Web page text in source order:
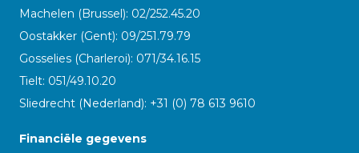
Machelen (Brussel): 02/252.45.20
Oostakker (Gent): 09/251.79.79
Gosselies (Charleroi): 071/34.16.15
Tielt: 051/49.10.20
Sliedrecht (Nederland): +31 (0) 78 613 9610
Financiële gegevens